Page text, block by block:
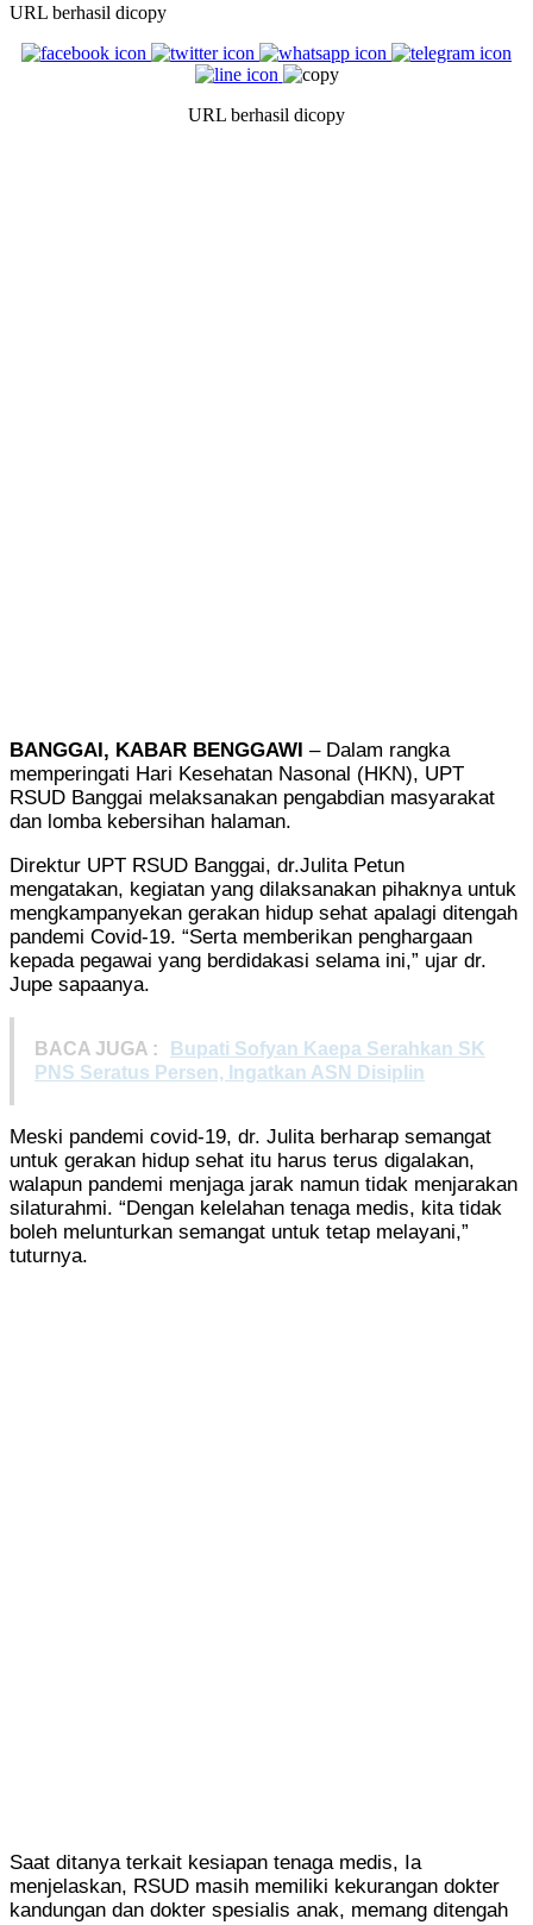
URL berhasil dicopy
URL berhasil dicopy
BANGGAI, KABAR BENGGAWI – Dalam rangka
memperingati Hari Kesehatan Nasonal (HKN), UPT
RSUD Banggai melaksanakan pengabdian masyarakat
dan lomba kebersihan halaman.
Direktur UPT RSUD Banggai, dr.Julita Petun
mengatakan, kegiatan yang dilaksanakan pihaknya untuk
mengkampanyekan gerakan hidup sehat apalagi ditengah
pandemi Covid-19. “Serta memberikan penghargaan
kepada pegawai yang berdidakasi selama ini,” ujar dr.
Jupe sapaanya.
BACA JUGA :
Bupati Sofyan Kaepa Serahkan SK
PNS Seratus Persen, Ingatkan ASN Disiplin
Meski pandemi covid-19, dr. Julita berharap semangat
untuk gerakan hidup sehat itu harus terus digalakan,
walapun pandemi menjaga jarak namun tidak menjarakan
silaturahmi. “Dengan kelelahan tenaga medis, kita tidak
boleh melunturkan semangat untuk tetap melayani,”
tuturnya.
Saat ditanya terkait kesiapan tenaga medis, Ia
menjelaskan, RSUD masih memiliki kekurangan dokter
kandungan dan dokter spesialis anak, memang ditengah